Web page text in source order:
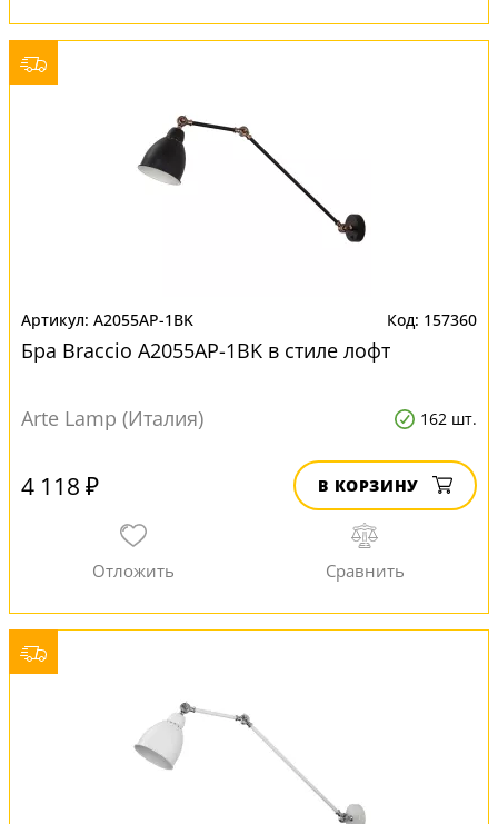
A2055AP-1BK 157360
Бра Braccio A2055AP-1BK в стиле лофт
Arte Lamp (Италия) 162 шт.
4 118 ₽ В КОРЗИНУ